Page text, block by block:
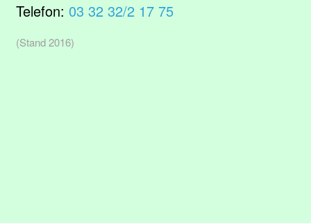
Telefon: 03 32 32/2 17 75
(Stand 2016)